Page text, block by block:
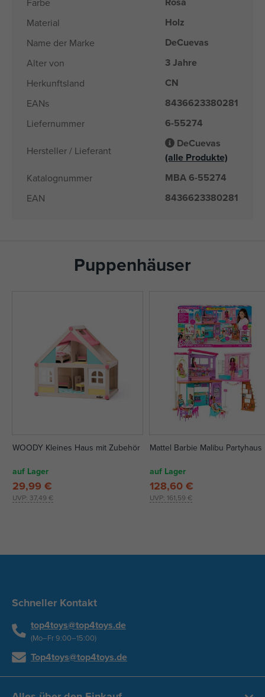
Farbe
Material Holz
Name der Marke DeCuevas
Alter von 3 Jahre
Herkunftsland CN
EANs 8436623380281
Liefernummer 6-55274
Hersteller / Lieferant
DeCuevas
(alle Produkte)
Katalognummer MBA 6-55274
EAN 8436623380281
Puppenhäuser
WOODY Kleines Haus mit Zubehör
auf Lager
UVP: 37,49 €
29,99 €
Mattel Barbie Malibu Partyhaus
auf Lager
UVP: 161,59 €
128,60 €
Schneller Kontakt
top4toys@top4toys.de
(Mo–Fr 9:00–15:00)
Top4toys@top4toys.de